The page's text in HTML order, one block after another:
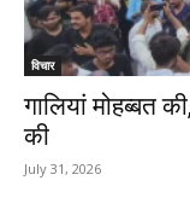
विचार
गालियां मोहब्बत
की
July 31, 2026